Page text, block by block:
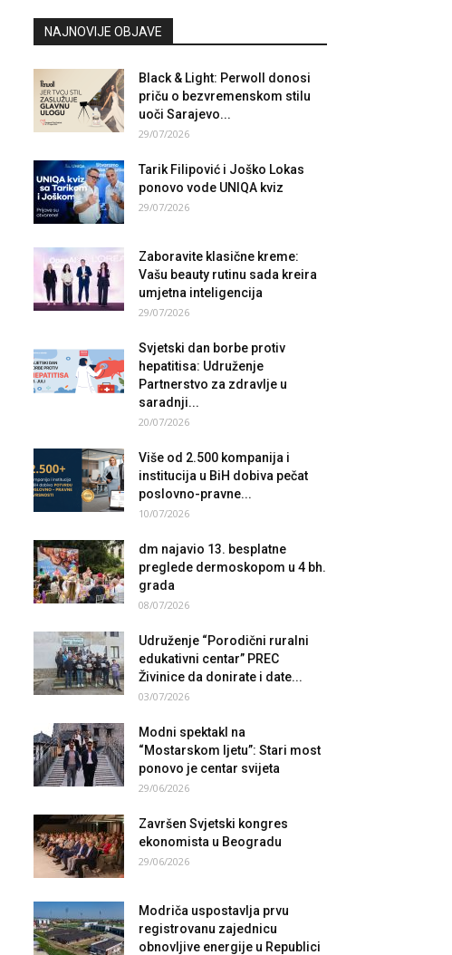
NAJNOVIJE OBJAVE
Black & Light: Perwoll donosi
priču o bezvremenskom stilu
uoči Sarajevo...
29/07/2026
Tarik Filipović i Joško Lokas
ponovo vode UNIQA kviz
29/07/2026
Zaboravite klasične kreme:
Vašu beauty rutinu sada kreira
umjetna inteligencija
29/07/2026
Svjetski dan borbe protiv
hepatitisa: Udruženje
Partnerstvo za zdravlje u
saradnji...
20/07/2026
Više od 2.500 kompanija i
institucija u BiH dobiva pečat
poslovno-pravne...
10/07/2026
dm najavio 13. besplatne
preglede dermoskopom u 4 bh.
grada
08/07/2026
Udruženje “Porodični ruralni
edukativni centar” PREC
Živinice da donirate i date...
03/07/2026
Modni spektakl na
“Mostarskom ljetu”: Stari most
ponovo je centar svijeta
29/06/2026
Završen Svjetski kongres
ekonomista u Beogradu
29/06/2026
Modriča uspostavlja prvu
registrovanu zajednicu
obnovljive energije u Republici